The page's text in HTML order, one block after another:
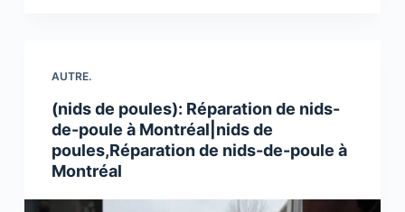
AUTRE.
(nids de poules): Réparation de nids-
de-poule à Montréal|nids de
poules,Réparation de nids-de-poule à
Montréal